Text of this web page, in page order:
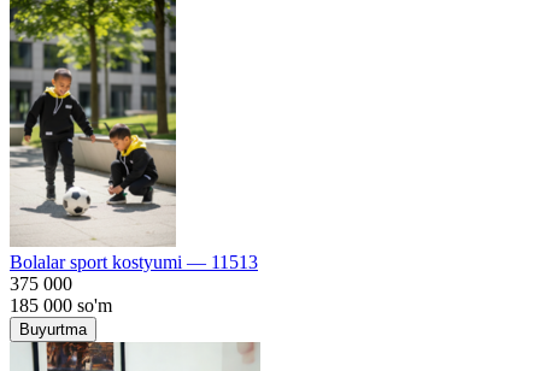
Bolalar sport kostyumi — 11513
375 000
185 000 so'm
Buyurtma